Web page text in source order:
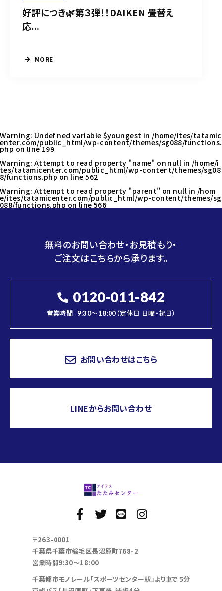
好評につき🌿第３弾！！DAIKEN 畳替え
応...
MORE
Warning: Undefined variable $youngest in /home/ites/tatamic
enter.com/public_html/wp-content/themes/sg088/functions.
php on line199
Warning: Attempt to read property "name" on null in /home/i
tes/tatamicenter.com/public_html/wp-content/themes/sg08
8/functions.php on line562
Warning: Attempt to read property "parent" on null in /hom
e/ites/tatamicenter.com/public_html/wp-content/themes/sg
088/functions.php on line566
無料のお問い合わせ・お見積もり・
ご注文はこちらから承ります。
0120-011-842
営業時間 9:30～18:00（定休日 日曜・祝日）
お問い合わせはこちら
LINEからお問い合わせ
〒263-0001
千葉県千葉市稲毛区長沼原町768-2
営業時間9:30～18:00
千葉都市モノレール「スポーツセンター駅」より車で５分